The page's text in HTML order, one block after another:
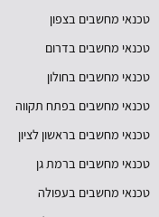
טכנאי מחשבים בצפון
טכנאי מחשבים בדרום
טכנאי מחשבים בחולון
טכנאי מחשבים בפתח תקווה
טכנאי מחשבים בראשון לציון
טכנאי מחשבים ברמת גן
טכנאי מחשבים בעפולה